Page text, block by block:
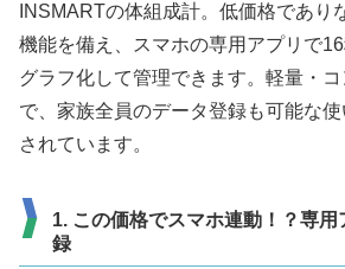
INSMARTの体組成計。低価格であり
機能を備え、スマホの専用アプリで
グラフ化して管理できます。軽量・
で、家族全員のデータ登録も可能な
されています。
1. この価格でスマホ連動！？専
録